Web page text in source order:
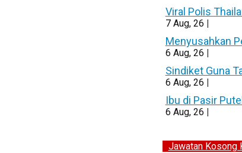
Viral Polis
7 Aug, 26 |
Menyusahkan
6 Aug, 26 |
Sindiket Guna
6 Aug, 26 |
Ibu di Pasir
6 Aug, 26 |
Jawatan Kosong